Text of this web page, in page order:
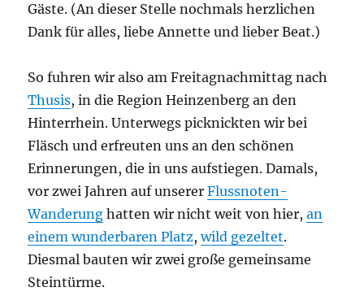
Gäste. (An dieser Stelle nochmals herzlichen
Dank für alles, liebe Annette und lieber Beat.)
So fuhren wir also am Freitagnachmittag nach
Thusis, in die Region Heinzenberg an den
Hinterrhein. Unterwegs picknickten wir bei
Fläsch und erfreuten uns an den schönen
Erinnerungen, die in uns aufstiegen. Damals,
vor zwei Jahren auf unsererFlussnoten-
Wanderung hatten wir nicht weit von hier,an
einem wunderbaren Platz,wild gezeltet.
Diesmal bauten wir zwei große gemeinsame
Steintürme.